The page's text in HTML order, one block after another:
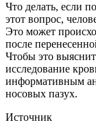
Что делать, если
этот вопрос,
Это может
после
Чтобы это
исследование
информативным
носовых пазух.
Источник